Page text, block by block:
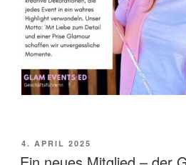
VERÖFFENTLICHT
AM
4. APRIL 2025